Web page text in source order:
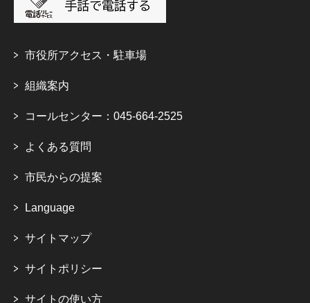
市役所アクセス・駐車場
組織案内
コールセンター：045-664-2525
よくある質問
市民からの提案
Language
サイトマップ
サイトポリシー
サイトの使い方